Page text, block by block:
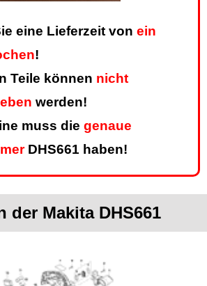
eine Lieferzeit von ein
!
Teile können nicht
werden!
muss die genaue
DHS661 haben!
der Makita DHS661